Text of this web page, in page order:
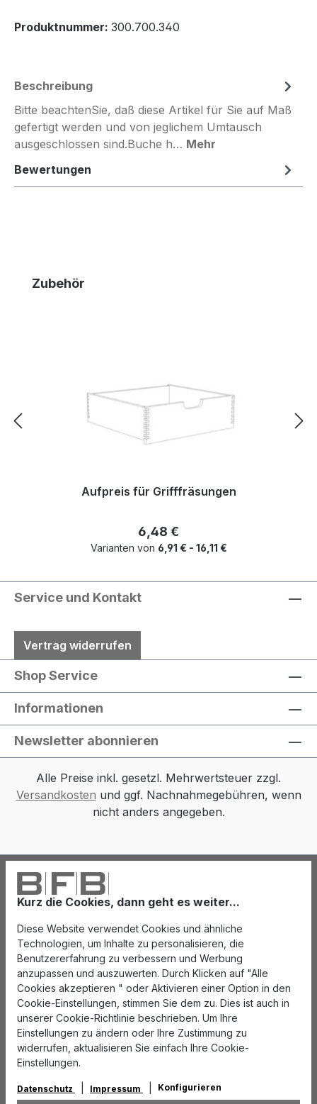
Kurz die Cookies, dann geht es weiter...
Diese Website verwendet Cookies und ähnliche
Technologien, um Inhalte zu personalisieren, die
Benutzererfahrung zu verbessern und Werbung
anzupassen und auszuwerten. Durch Klicken auf "Alle
Cookies akzeptieren " oder Aktivieren einer Option in den
Cookie-Einstellungen, stimmen Sie dem zu. Dies ist auch in
unserer Cookie-Richtlinie beschrieben. Um Ihre
Einstellungen zu ändern oder Ihre Zustimmung zu
widerrufen, aktualisieren Sie einfach Ihre Cookie-
Einstellungen.
Datenschutz Impressum Konfigurieren
Produktnummer: 300.700.340
Beschreibung
Bitte beachtenSie, daß diese Artikel für Sie auf Maß
gefertigt werden und von jeglichem Umtausch
ausgeschlossen sind.Buche h… Mehr
Bewertungen
Produktgalerie überspringen
Zubehör
Aufpreis für Grifffräsungen
Regulärer Preis:
6,48 €
Varianten von 6,91 € - 16,11 €
Service und Kontakt
Vertrag widerrufen
Shop Service
Informationen
Newsletter abonnieren
Alle Preise inkl. gesetzl. Mehrwertsteuer zzgl.
Versandkosten und ggf. Nachnahmegebühren, wenn
nicht anders angegeben.